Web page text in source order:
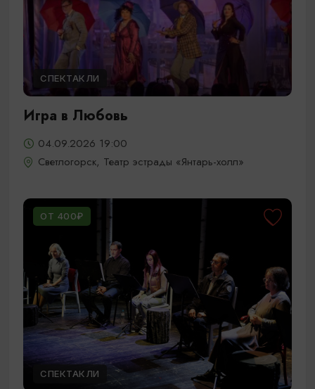
СПЕКТАКЛИ
Игра в Любовь
04.09.2026 19:00
Светлогорск, Театр эстрады «Янтарь-холл»
ОТ 400₽
СПЕКТАКЛИ